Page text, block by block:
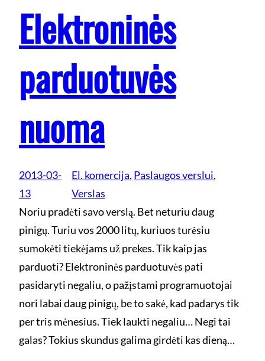
Elektroninės
parduotuvės
nuoma
2013-03-
13
El. komercija, Paslaugos verslui
Verslas
Noriu pradėti savo verslą. Bet neturiu daug
pinigų. Turiu vos 2000 litų, kuriuos turėsiu
sumokėti tiekėjams už prekes. Tik kaip jas
parduoti? Elektroninės parduotuvės pati
pasidaryti negaliu, o pažįstami programuotojai
nori labai daug pinigų, be to sakė, kad padarys tik
per tris mėnesius. Tiek laukti negaliu… Negi tai
galas? Tokius skundus galima girdėti kas dieną…